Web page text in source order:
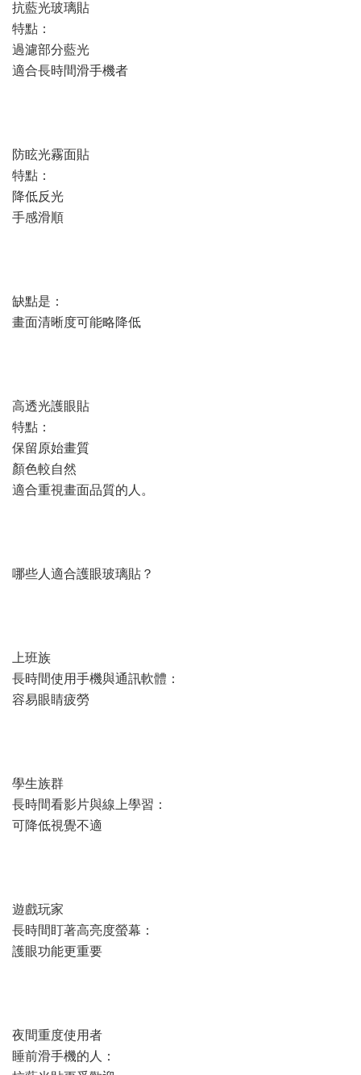
抗藍光玻璃貼
特點：
過濾部分藍光
適合長時間滑手機者
防眩光霧面貼
特點：
降低反光
手感滑順
缺點是：
畫面清晰度可能略降低
高透光護眼貼
特點：
保留原始畫質
顏色較自然
適合重視畫面品質的人。
哪些人適合護眼玻璃貼？
上班族
長時間使用手機與通訊軟體：
容易眼睛疲勞
學生族群
長時間看影片與線上學習：
可降低視覺不適
遊戲玩家
長時間盯著高亮度螢幕：
護眼功能更重要
夜間重度使用者
睡前滑手機的人：